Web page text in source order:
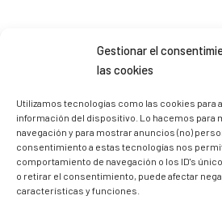
Gestionar el
las cookies
Utilizamos tecnologías como las cookies para
información del dispositivo. Lo hacemos para
navegación y para mostrar anuncios (no)
consentimiento a estas tecnologías nos
comportamiento de navegación o los ID's
o retirar el consentimiento, puede afectar
características y funciones.
Sígueme en
Freelance | Web | RRSS
Mi
@lacatalina.shop
Alquila tu
@caravana_go
Mi blog de